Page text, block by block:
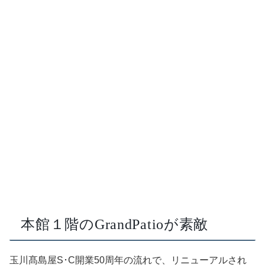
本館１階のGrandPatioが素敵
玉川髙島屋S･C開業50周年の流れで、リニューアルされ